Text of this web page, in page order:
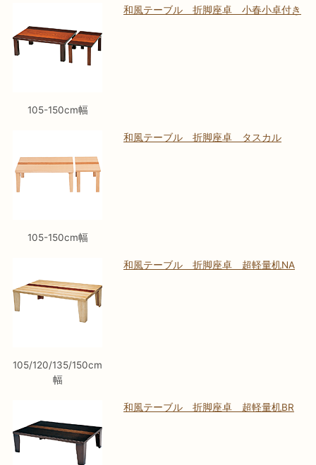
105-150cm幅
和風テーブル 折脚座卓 小春小卓付き
105-150cm幅
和風テーブル 折脚座卓 タスカル
105/120/135/150cm
幅
和風テーブル 折脚座卓 超軽量机NA
和風テーブル 折脚座卓 超軽量机BR